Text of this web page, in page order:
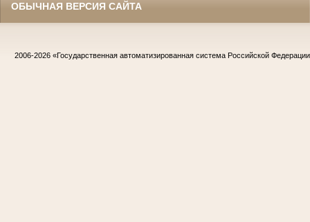
ОБЫЧНАЯ ВЕРСИЯ САЙТА
2006-2026 «Государственная автоматизированная система Российской